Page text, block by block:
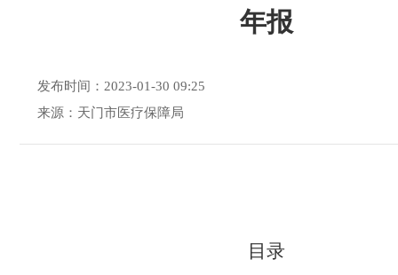
年报
发布时间：2023-01-30 09:25
来源：天门市医疗保障局
目录